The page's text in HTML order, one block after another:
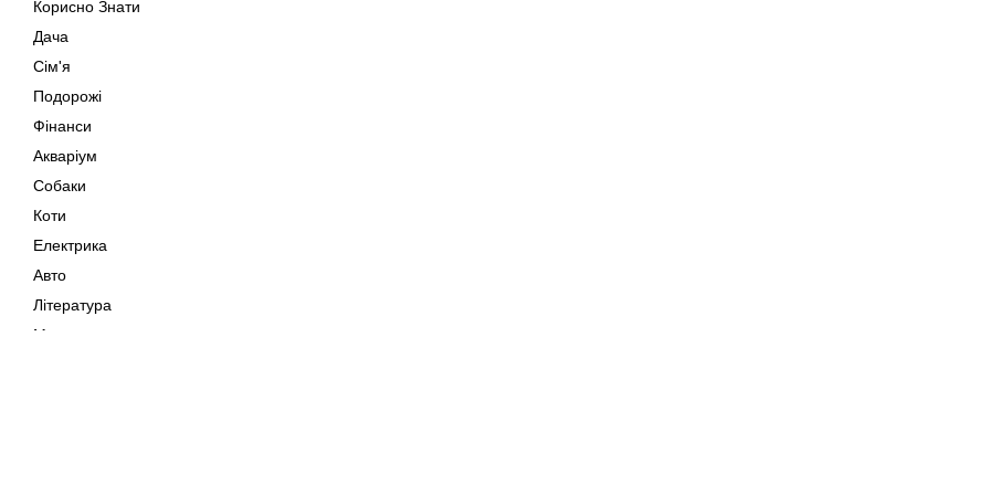
Корисно Знати
Дача
Сім'я
Подорожі
Фінанси
Акваріум
Собаки
Коти
Електрика
Авто
Література
Музика